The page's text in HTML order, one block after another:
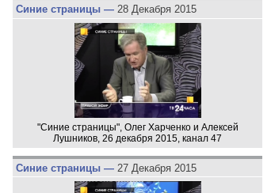
Синие страницы — 28 Декабря 2015
"Синие страницы", Олег Харченко и Алексей
Лушников, 26 декабря 2015, канал 47
Синие страницы — 27 Декабря 2015